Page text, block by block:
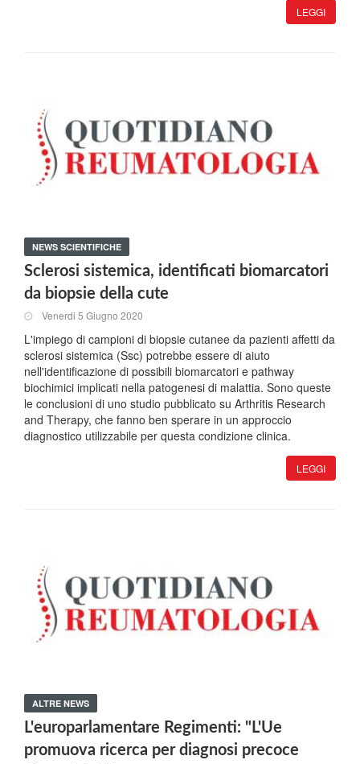
LEGGI
NEWS SCIENTIFICHE
Sclerosi sistemica, identificati biomarcatori
da biopsie della cute
Venerdi 5 Giugno 2020
L'impiego di campioni di biopsie cutanee da pazienti affetti da
sclerosi sistemica (Ssc) potrebbe essere di aiuto
nell'identificazione di possibili biomarcatori e pathway
biochimici implicati nella patogenesi di malattia. Sono queste
le conclusioni di uno studio pubblicato su Arthritis Research
and Therapy, che fanno ben sperare in un approccio
diagnostico utilizzabile per questa condizione clinica.
LEGGI
ALTRE NEWS
L'europarlamentare Regimenti: "L'Ue
promuova ricerca per diagnosi precoce